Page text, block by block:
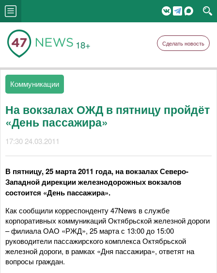
18+ Сделать новость
Коммуникации
На вокзалах ОЖД в пятницу пройдёт
«День пассажира»
17:30 24.03.2011
В пятницу, 25 марта 2011 года, на вокзалах Северо-
Западной дирекции железнодорожных вокзалов
состоится «День пассажира».
Как сообщили корреспонденту 47News в службе
корпоративных коммуникаций Октябрьской железной дороги
– филиала ОАО «РЖД», 25 марта с 13:00 до 15:00
руководители пассажирского комплекса Октябрьской
железной дороги, в рамках «Дня пассажира», ответят на
вопросы граждан.